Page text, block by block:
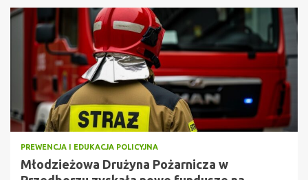
PREWENCJA I EDUKACJA POLICYJNA
Młodzieżowa Drużyna Pożarnicza w